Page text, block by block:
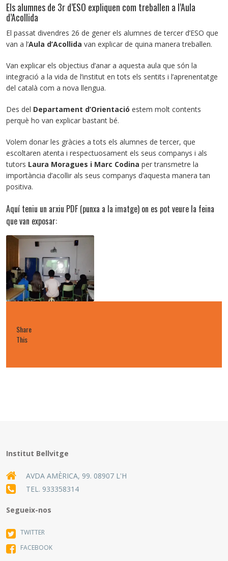
Els alumnes de 3r d’ESO expliquen com treballen a l’Aula
d’Acollida
El passat divendres 26 de gener els alumnes de tercer d’ESO que
van a l’Aula d’Acollida van explicar de quina manera treballen.
Van explicar els objectius d’anar a aquesta aula que són la
integració a la vida de l’institut en tots els sentits i l’aprenentatge
del català com a nova llengua.
Des del Departament d’Orientació estem molt contents
perquè ho van explicar bastant bé.
Volem donar les gràcies a tots els alumnes de tercer, que
escoltaren atenta i respectuosament els seus companys i als
tutors Laura Moragues i Marc Codina per transmetre la
importància d’acollir als seus companys d’aquesta manera tan
positiva.
Aquí teniu un arxiu PDF (punxa a la imatge) on es pot veure la feina
que van exposar:
Share
This
Institut Bellvitge
AVDA AMÈRICA, 99. 08907 L'H
TEL. 933358314
Segueix-nos
TWITTER
FACEBOOK